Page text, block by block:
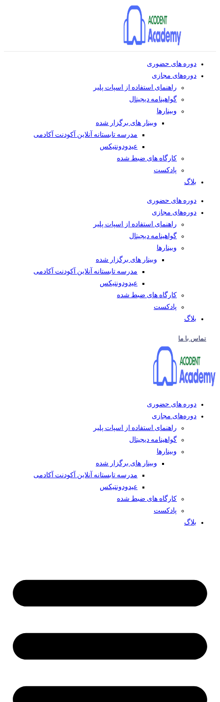
دوره های حضوری
دوره‌های مجازی
راهنمای استفاده از اسپات پلیر
گواهینامه دیجیتال
وبینار‌ها
وبینار های برگزار شده
مدرسه تابستانه آنلاین آکودنت آکادمی
عیدودونتیکس
کارگاه های ضبط شده
پادکست
بلاگ
دوره های حضوری
دوره‌های مجازی
راهنمای استفاده از اسپات پلیر
گواهینامه دیجیتال
وبینار‌ها
وبینار های برگزار شده
مدرسه تابستانه آنلاین آکودنت آکادمی
عیدودونتیکس
کارگاه های ضبط شده
پادکست
بلاگ
تماس با ما
دوره های حضوری
دوره‌های مجازی
راهنمای استفاده از اسپات پلیر
گواهینامه دیجیتال
وبینار‌ها
وبینار های برگزار شده
مدرسه تابستانه آنلاین آکودنت آکادمی
عیدودونتیکس
کارگاه های ضبط شده
پادکست
بلاگ